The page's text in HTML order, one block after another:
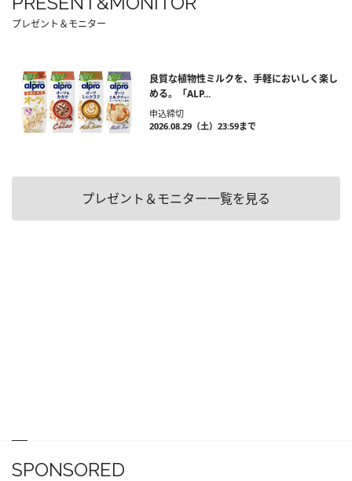
プレゼント＆モニター
良質な植物性ミルクを、手軽においしく楽し
める。「ALP...
申込締切
2026.08.29（土）23:59まで
プレゼント＆モニター一覧を見る
SPONSORED